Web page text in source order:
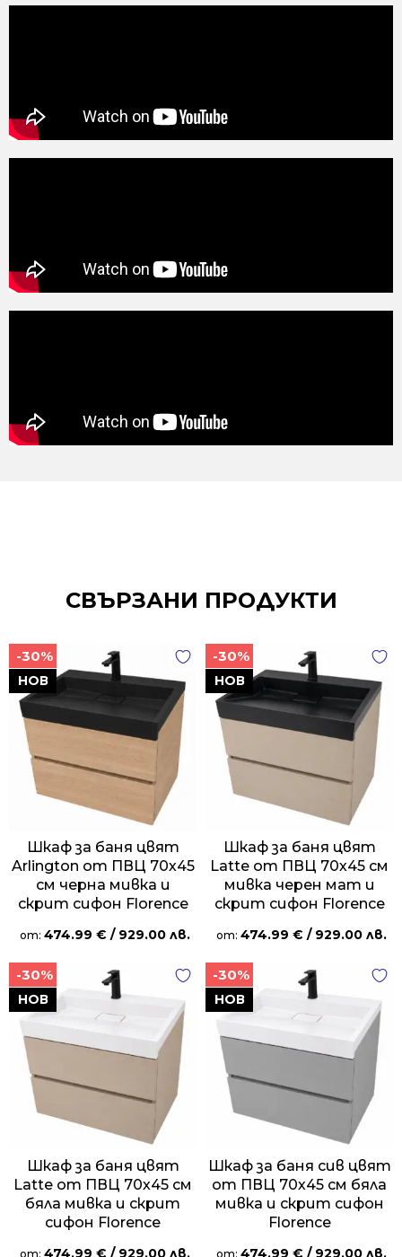
СВЪРЗАНИ ПРОДУКТИ
НОВ
-30%
Шкаф за баня цвят
Arlington от ПВЦ 70х45
см черна мивка и
скрит сифон Florence
от: 474.99 € / 929.00 лв.
НОВ
-30%
Шкаф за баня цвят
Latte от ПВЦ 70х45 см
мивка черен мат и
скрит сифон Florence
от: 474.99 € / 929.00 лв.
НОВ
-30%
Шкаф за баня цвят
Latte от ПВЦ 70х45 см
бяла мивка и скрит
сифон Florence
от: 474.99 € / 929.00 лв.
НОВ
-30%
Шкаф за баня сив цвят
от ПВЦ 70х45 см бяла
мивка и скрит сифон
Florence
от: 474.99 € / 929.00 лв.